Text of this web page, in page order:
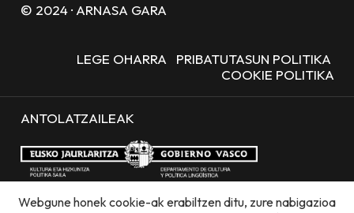
© 2024 · ARNASA GARA
LEGE OHARRA
PRIBATUTASUN POLITIKA
COOKIE POLITIKA
ANTOLATZAILEAK
Webgune honek cookie-ak erabiltzen ditu, zure nabigazioa